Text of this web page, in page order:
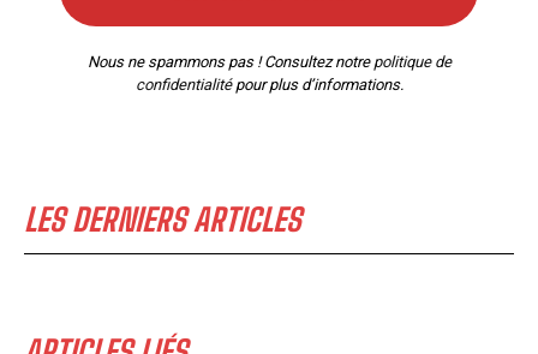
Nous ne spammons pas ! Consultez notre politique de
confidentialitépour plus d’informations.
LES DERNIERS ARTICLES